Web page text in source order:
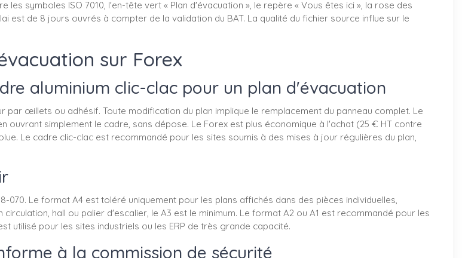
symboles ISO 7010, l'en-tête vert « Plan d'évacuation », le repère « Vous êtes ici », la rose des
est de 8 jours ouvrés à compter de la validation du BAT. La qualité du fichier source influe sur le
sur Forex
aluminium clic-clac pour un plan d'évacuation
par œillets ou adhésif. Toute modification du plan implique le remplacement du panneau complet. Le
ouvrant simplement le cadre, sans dépose. Le Forex est plus économique à l'achat (25 € HT contre
Le cadre clic-clac est recommandé pour les sites soumis à des mises à jour régulières du plan,
070. Le format A4 est toléré uniquement pour les plans affichés dans des pièces individuelles,
hall ou palier d'escalier, le A3 est le minimum. Le format A2 ou A1 est recommandé pour les
utilisé pour les sites industriels ou les ERP de très grande capacité.
à la commission de sécurité